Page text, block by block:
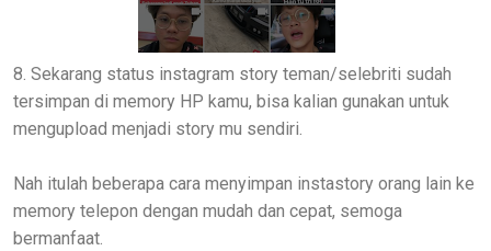
8. Sekarang status instagram story teman/selebriti sudah
tersimpan di memory HP kamu, bisa kalian gunakan untuk
mengupload menjadi story mu sendiri.
Nah itulah beberapa cara menyimpan instastory orang lain ke
memory telepon dengan mudah dan cepat, semoga
bermanfaat.